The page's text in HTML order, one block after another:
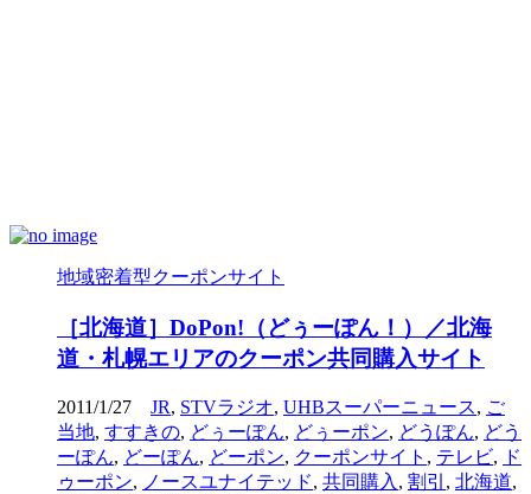
地域密着型クーポンサイト
［北海道］DoPon!（どぅーぽん！）／北海
道・札幌エリアのクーポン共同購入サイト
2011/1/27 JR, STVラジオ, UHBスーパーニュース, ご
当地, すすきの, どぅーぽん, どぅーポン, どうぽん, どう
ーぽん, どーぽん, どーポン, クーポンサイト , テレビ, ド
ゥーポン, ノースユナイテッド, 共同購入 , 割引 , 北海道,